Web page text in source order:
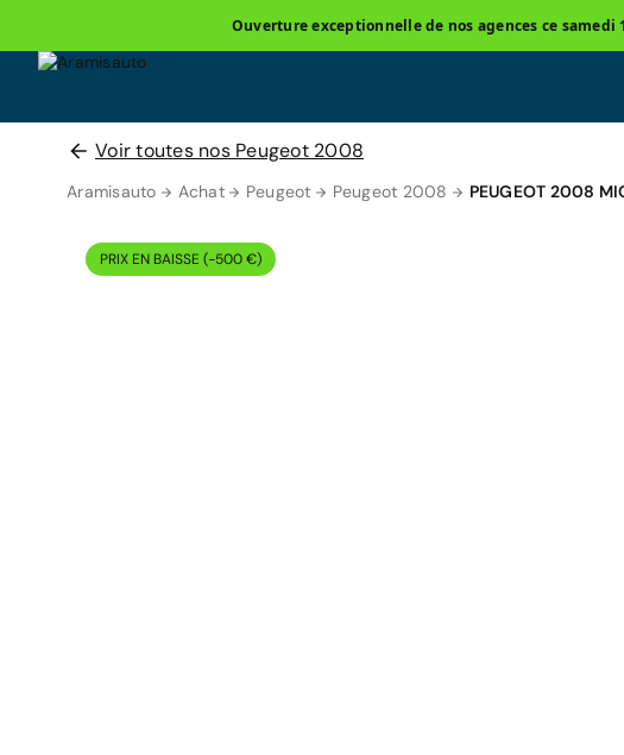
Ouverture exceptionnelle de nos agences ce
Voir toutes nos Peugeot 2008
Aramisauto Achat Peugeot Peugeot 2008 PEUGEOT 2008
PRIX EN BAISSE (-500 €)